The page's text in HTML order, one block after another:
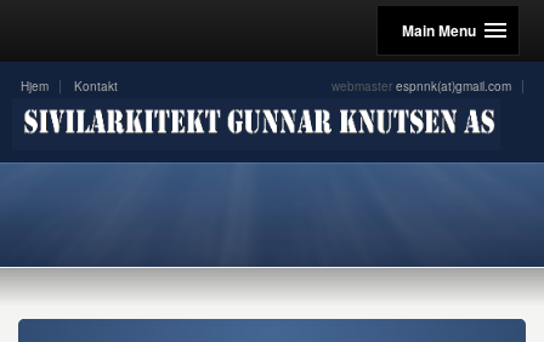
Main Menu
webmaster espnnk(at)gmail.com
Hjem Kontakt